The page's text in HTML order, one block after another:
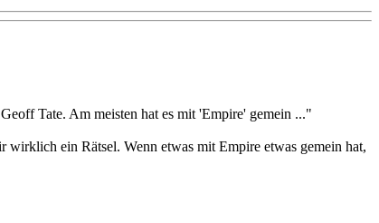
Tate. Am meisten hat es mit 'Empire' gemein ..."
ein Rätsel. Wenn etwas mit Empire etwas gemein hat,